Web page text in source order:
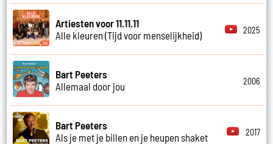
Artiesten voor 11.11.11
Alle kleuren (Tijd voor menselijkheid)
2025
Bart Peeters
Allemaal door jou
2006
Bart Peeters
Als je met je billen en je heupen shaket
2017